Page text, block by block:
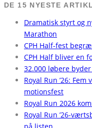
DE 15 NYESTE
Dramatisk styrt og
Marathon
CPH Half-fest
CPH Half bliver en
32.000 løbere
Royal Run ’26:
motionsfest
Royal Run 2026
Royal Run ’26-
på listen